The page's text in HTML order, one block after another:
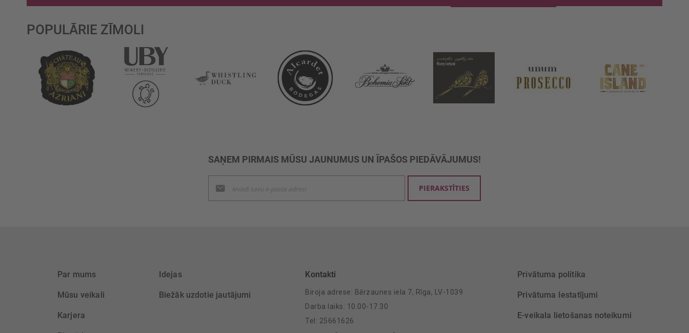
POPULĀRIE ZĪMOLI
SAŅEM PIRMAIS MŪSU JAUNUMUS UN ĪPAŠOS PIEDĀVĀJUMUS!
jaunumu
saņemšanai:
PIERAKSTĪTIES
Par mums
Mūsu veikali
Karjera
Idejas
Biežāk uzdotie jautājumi
Kontakti
Biroja adrese: Bērzaunes iela 7, Rīga, LV-1039
Darba laiks: 10.00-17.30
Tel: 25661626
Privātuma politika
Privātuma Iestatījumi
E-veikala lietošanas noteikumi